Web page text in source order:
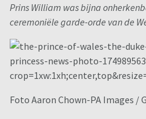
Prins William was bijna
ceremoniële garde-orde van de
Foto Aaron Chown-PA Images /